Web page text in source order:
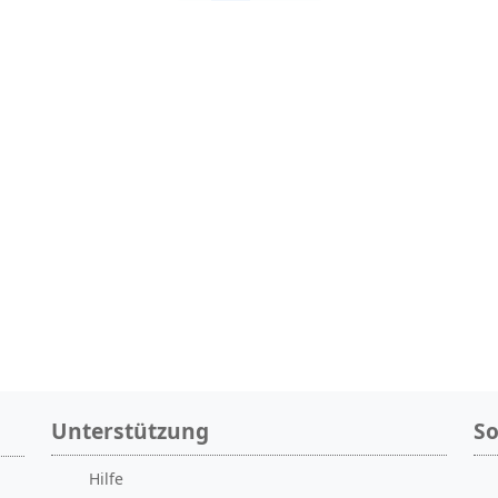
Produktivität entwickelt wurde. Egal, ob
Unterstützung
Hilfe